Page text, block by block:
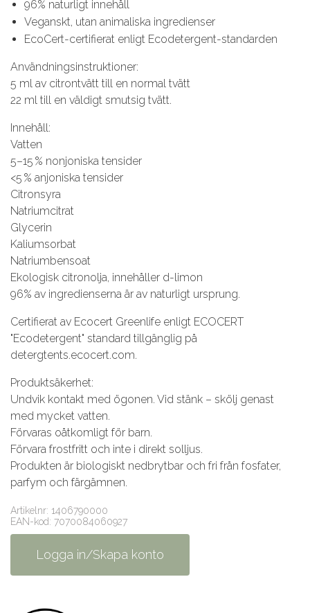
96% naturligt innehåll
Veganskt, utan animaliska ingredienser
EcoCert-certifierat enligt Ecodetergent-standarden
Användningsinstruktioner:
5 ml av citrontvätt till en normal tvätt
22 ml till en väldigt smutsig tvätt.
Innehåll:
Vatten
5–15 % nonjoniska tensider
<5 % anjoniska tensider
Citronsyra
Natriumcitrat
Glycerin
Kaliumsorbat
Natriumbensoat
Ekologisk citronolja, innehåller d-limon
96% av ingredienserna är av naturligt ursprung.
Certifierat av Ecocert Greenlife enligt ECOCERT
"Ecodetergent" standard tillgänglig på
detergtents.ecocert.com.
Produktsäkerhet:
Undvik kontakt med ögonen. Vid stänk – skölj genast
med mycket vatten.
Förvaras oåtkomligt för barn.
Förvara frostfritt och inte i direkt solljus.
Produkten är biologiskt nedbrytbar och fri från fosfater,
parfym och färgämnen.
Artikelnr: 1406790000
EAN-kod: 7070084060927
Logga in/Skapa konto